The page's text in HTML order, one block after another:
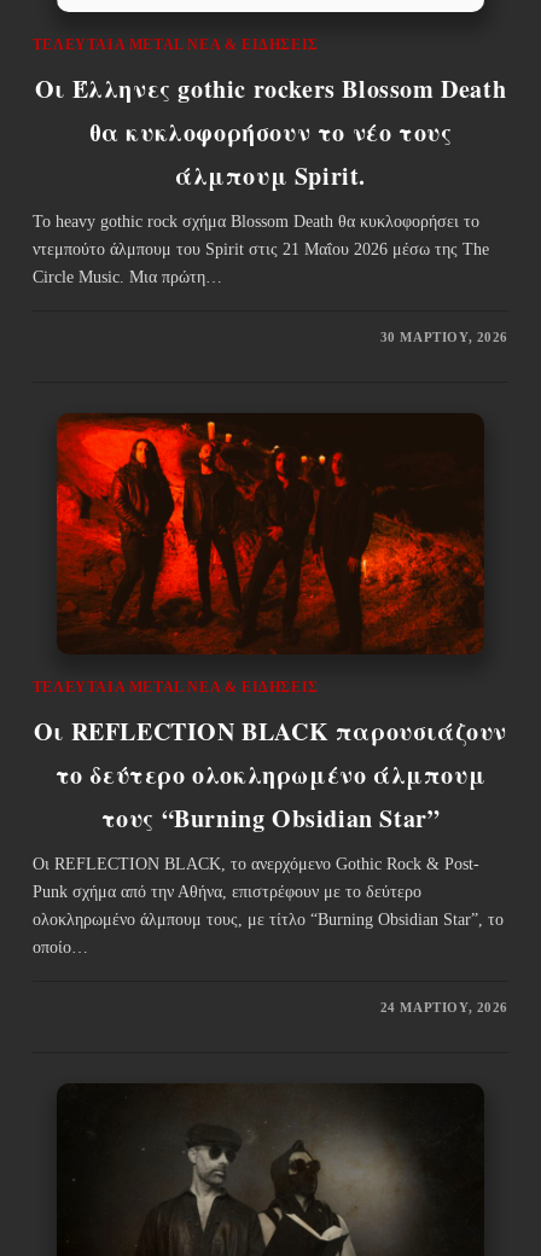
ΤΕΛΕΥΤΑΊΑ METAL ΝΈΑ & EΙΔΉΣΕΙΣ
Οι Έλληνες gothic rockers Blossom Death
θα κυκλοφορήσουν το νέο τους
άλμπουμ Spirit.
Το heavy gothic rock σχήμα Blossom Death θα κυκλοφορήσει το
ντεμπούτο άλμπουμ του Spirit στις 21 Μαΐου 2026 μέσω της The
Circle Music. Μια πρώτη…
30 ΜΑΡΤΊΟΥ, 2026
ΤΕΛΕΥΤΑΊΑ METAL ΝΈΑ & EΙΔΉΣΕΙΣ
Οι REFLECTION BLACK παρουσιάζουν
το δεύτερο ολοκληρωμένο άλμπουμ
τους “Burning Obsidian Star”
Οι REFLECTION BLACK, το ανερχόμενο Gothic Rock & Post-
Punk σχήμα από την Αθήνα, επιστρέφουν με το δεύτερο
ολοκληρωμένο άλμπουμ τους, με τίτλο “Burning Obsidian Star”, το
οποίο…
24 ΜΑΡΤΊΟΥ, 2026